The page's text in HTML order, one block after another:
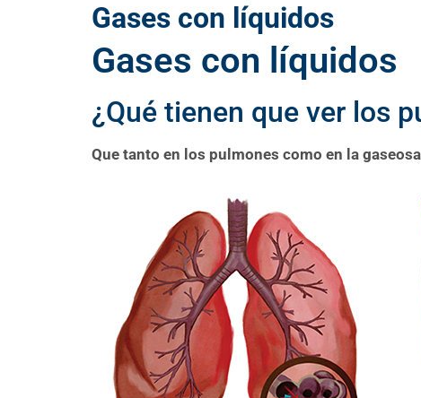
Gases con líquidos
Gases con líquidos
¿Qué tienen que ver los
Que tanto en los pulmones como en la